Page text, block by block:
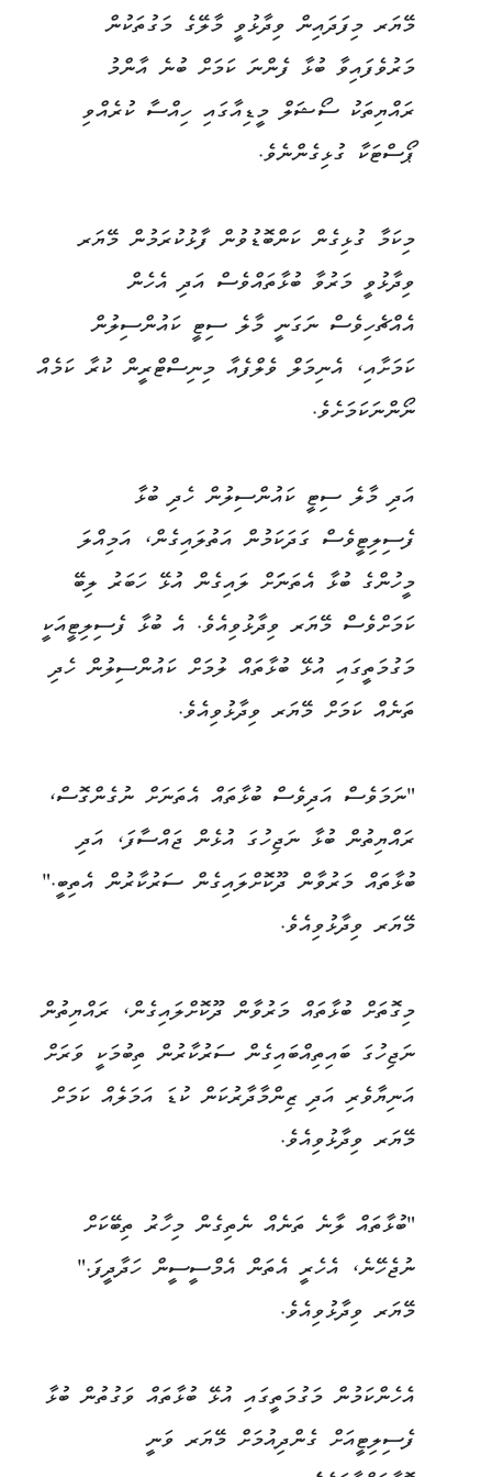
މޭޔަރ މިފަދައިން ވިދާޅުވީ މާލޭގެ މަގުތަކުން
މަރުވެފައިވާ ބުޅާ ފެންނަ ކަމަށް ބުނެ އާންމު
ރައްޔިތަކު ސޯޝަލް މީޑިއާގައި ހިއްސާ ކުރެއްވި
ޕޯސްޓަކާ ގުޅިގެންނެވެ.
މިކަމާ ގުޅިގެން ކަންބޮޑުވުން ފާޅުކުރަމުން މޭޔަރ
ވިދާޅުވީ މަރުވާ ބުޅާތައްވެސް އަދި އެހެން
އެއްޗެހިވެސް ނަގަނީ މާލެ ސިޓީ ކައުންސިލުން
ކަމަށާއި، އެނިމަލް ވެލްފެއާ މިނިސްޓްރީން ކުރާ ކަމެއް
ނޯންނަކަމަށެވެ.
އަދި މާލެ ސިޓީ ކައުންސިލުން ހެދި ބުޅާ
ފެސިލިޓީވެސް ގަދަކަމުން އަތުލައިގެން، އަމިއްލަ
މީހުންގެ ބުޅާ އެތަނަަށް ލައިގެން އުޅޭ ހަބަރު ލިބޭ
ކަމަށްވެސް މޭޔަރ ވިދާޅުވިއެވެ. އެ ބުޅާ ފެސިލިޓީއަކީ
މަގުމަތީގައި އުޅޭ ބުޅާތައް ލުމަށް ކައުންސިލުން ހެދި
ތަނެއް ކަމަށް މޭޔަރ ވިދާޅުވިއެވެ.
"ނަމަވެސް އަދިވެސް ބުޅާތައް އެތަނަށް ނުގެންގޮސް،
ރައްޔިތުން ބުޅާ ނަޖިހުގަ އުޅެން ޖައްސާފަ، އަދި
ބުޅާތައް މަރުވާން ދޫކޮށްލައިގެން ސަރުކާރުން އެތިބީ."
މޭޔަރ ވިދާޅުވިއެވެ.
މިގޮތަށް ބުޅާތައް މަރުވާން ދޫކޮށްލައިގެން، ރައްޔިތުން
ނަޖިހުގަ ބައިތިއްބައިގެން ސަރުކާރުން ތިބުމަކީ ވަރަށް
އަނިޔާވެރި އަދި ޒިންމާދާރުކަން ކުޑަ އަމަލެއް ކަމަށް
މޭޔަރ ވިދާޅުވިއެވެ.
"ބުޅާތައް ލާނެ ތަނެއް ނެތިގެން މިހާރު ތިބޭކަށް
ނުޖެހޭނެ، އެހެރީ އެތަން އެމްސީސީން ހަދާދީފަ."
މޭޔަރ ވިދާޅުވިއެވެ.
އެހެންކަމުން މަގުމަތީގައި އުޅޭ ބުޅާތައް ވަގުތުން ބުޅާ
ފެސިލިޓީއަށް ގެންދިއުމަށް މޭޔަރ ވަނީ